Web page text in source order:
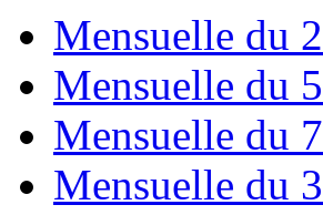
Mensuelle du
Mensuelle du
Mensuelle du
Mensuelle du